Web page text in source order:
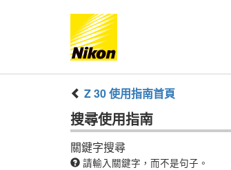
Z 30使用指南首頁
搜尋使用指南
關鍵字搜尋
請輸入關鍵字，而不是句子。